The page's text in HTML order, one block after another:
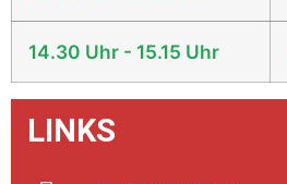
LINKS
14.30 Uhr - 15.15 Uhr